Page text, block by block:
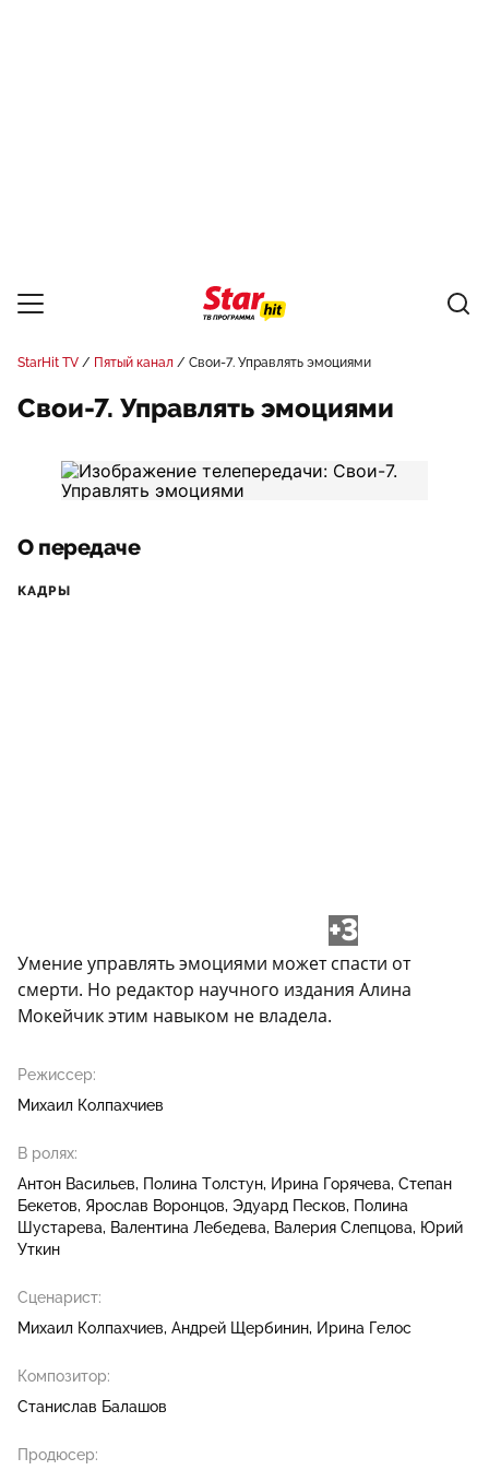
StarHit TV Пятый канал Свои-7. Управлять эмоциями
Свои-7. Управлять эмоциями
О передаче
КАДРЫ
+3
Умение управлять эмоциями может спасти от
смерти. Но редактор научного издания Алина
Мокейчик этим навыком не владела.
Режиссер:
Михаил Колпахчиев
В ролях:
Антон Васильев
Полина Толстун Ирина Горячева Степан
Бекетов Ярослав Воронцов Эдуард Песков
Полина
Шустарева Валентина Лебедева Валерия Слепцова Юрий
Уткин
Сценарист:
Михаил Колпахчиев Андрей Щербинин Ирина Гелос
Композитор:
Станислав Балашов
Продюсер: